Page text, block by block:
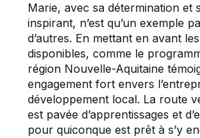
Marie, avec sa détermination et
inspirant, n’est qu’un exemple
d’autres. En mettant en avant
disponibles, comme le
région Nouvelle-Aquitaine
engagement fort envers
développement local. La route
est pavée d’apprentissages et
pour quiconque est prêt à s’y